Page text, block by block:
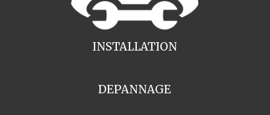
INSTALLATION
DEPANNAGE